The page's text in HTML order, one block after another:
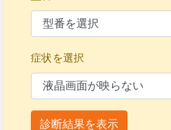
症状を選択
診断結果を表示